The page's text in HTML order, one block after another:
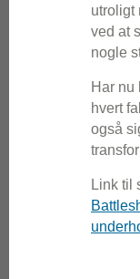
utroligt
ved at
nogle
Har nu
hvert
også
Link til